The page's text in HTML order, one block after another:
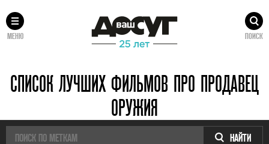
МЕНЮ ПОИСК
СПИСОК ЛУЧШИХ ФИЛЬМОВ ПРО ПРОДАВЕЦ
ОРУЖИЯ
НАЙТИ